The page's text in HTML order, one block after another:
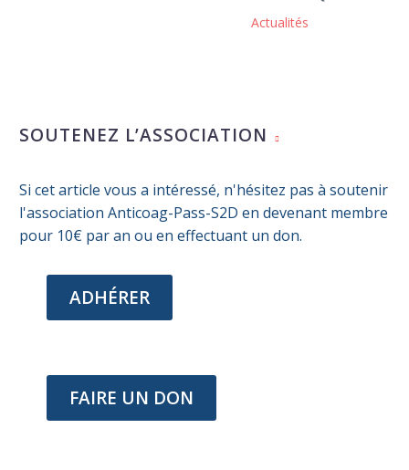
Actualités
SOUTENEZ L’ASSOCIATION
Si cet article vous a intéressé, n'hésitez pas à soutenir
l'association Anticoag-Pass-S2D en devenant membre
pour 10€ par an ou en effectuant un don.
ADHÉRER
FAIRE UN DON